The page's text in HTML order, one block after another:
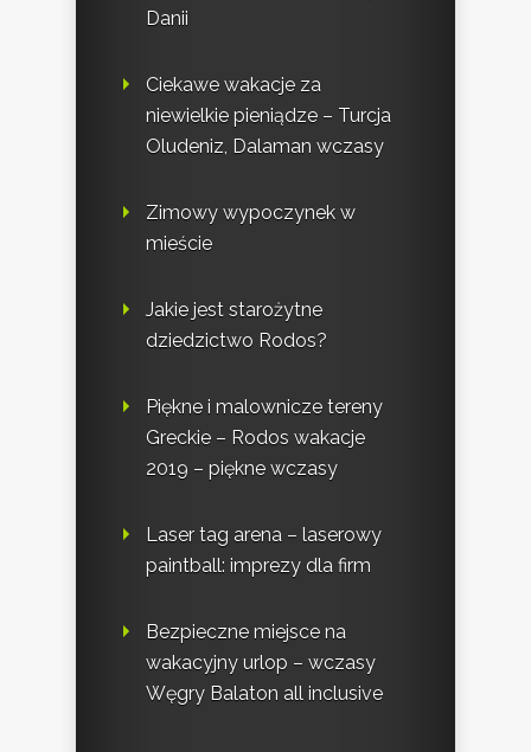
Danii
Ciekawe wakacje za
niewielkie pieniądze – Turcja
Oludeniz, Dalaman wczasy
Zimowy wypoczynek w
mieście
Jakie jest starożytne
dziedzictwo Rodos?
Piękne i malownicze tereny
Greckie – Rodos wakacje
2019 – piękne wczasy
Laser tag arena – laserowy
paintball: imprezy dla firm
Bezpieczne miejsce na
wakacyjny urlop – wczasy
Węgry Balaton all inclusive